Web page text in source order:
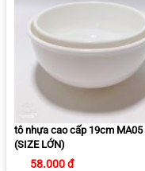
tô nhựa cao cấp 19cm MA05
(SIZE LỚN)
58.000 đ